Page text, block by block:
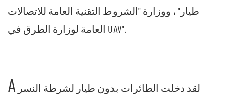
طيار" ، ووزارة "الشروط التقنية العامة للاتصالات
العامة لوزارة الطرق في UAV".
A